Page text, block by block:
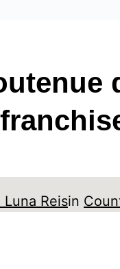
Luna Reisin